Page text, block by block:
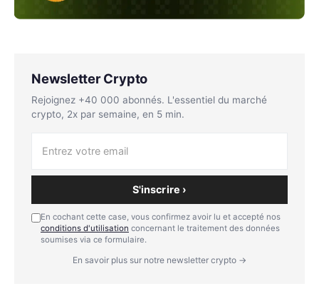
Newsletter Crypto
Rejoignez +40 000 abonnés. L'essentiel du marché
crypto, 2x par semaine, en 5 min.
S'inscrire ›
En cochant cette case, vous confirmez avoir lu et accepté nos
conditions d'utilisation concernant le traitement des données
soumises via ce formulaire.
En savoir plus sur notre newsletter crypto →